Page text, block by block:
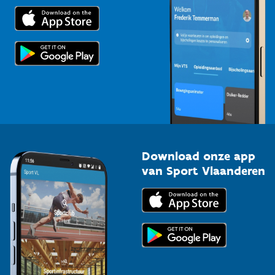
Trainers en begeleiders
Topsporters
Voor de pers
Download onze app
van Sport Vlaanderen